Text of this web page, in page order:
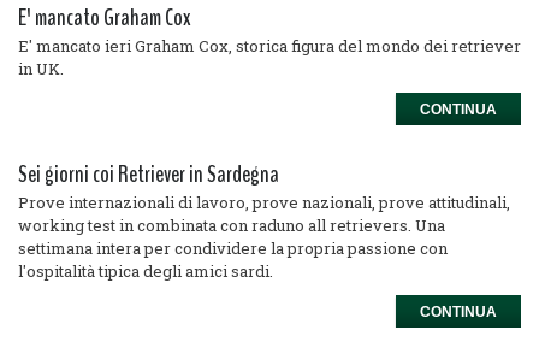
E' mancato Graham Cox
E' mancato ieri Graham Cox, storica figura del mondo dei retriever
in UK.
CONTINUA
Sei giorni coi Retriever in Sardegna
Prove internazionali di lavoro, prove nazionali, prove attitudinali,
working test in combinata con raduno all retrievers. Una
settimana intera per condividere la propria passione con
l'ospitalità tipica degli amici sardi.
CONTINUA